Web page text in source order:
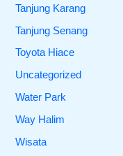
Tanjung Karang
Tanjung Senang
Toyota Hiace
Uncategorized
Water Park
Way Halim
Wisata